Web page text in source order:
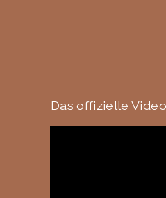
Das offizielle